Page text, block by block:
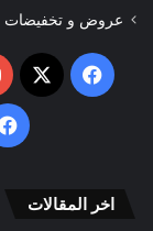
عروض و تخفيضات
فيسبوك
‫X
اخر المقالات